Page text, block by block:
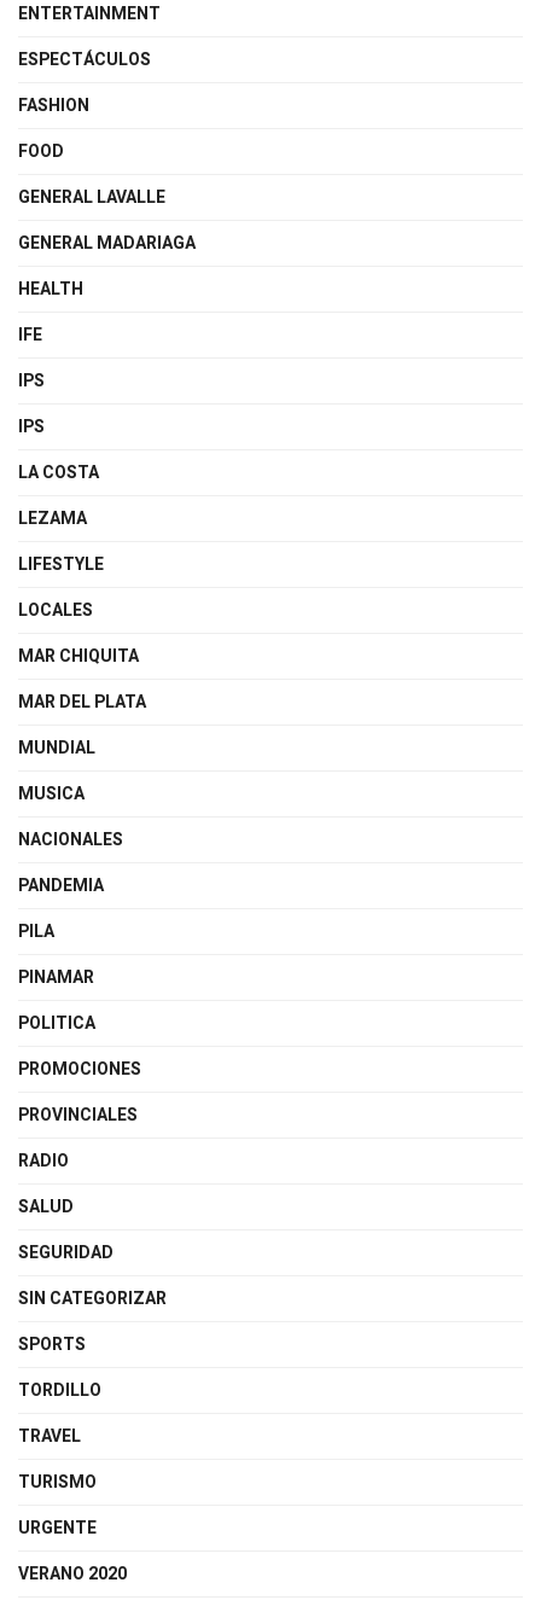
ENTERTAINMENT
ESPECTÁCULOS
FASHION
FOOD
GENERAL LAVALLE
GENERAL MADARIAGA
HEALTH
IFE
IPS
IPS
LA COSTA
LEZAMA
LIFESTYLE
LOCALES
MAR CHIQUITA
MAR DEL PLATA
MUNDIAL
MUSICA
NACIONALES
PANDEMIA
PILA
PINAMAR
POLITICA
PROMOCIONES
PROVINCIALES
RADIO
SALUD
SEGURIDAD
SIN CATEGORIZAR
SPORTS
TORDILLO
TRAVEL
TURISMO
URGENTE
VERANO 2020